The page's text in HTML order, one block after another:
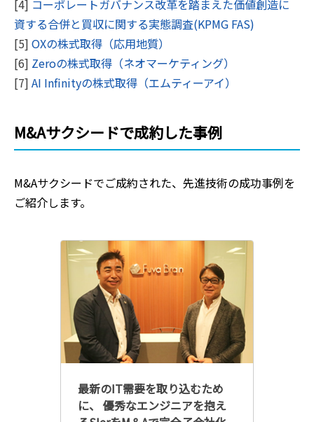
[4] コーポレートガバナンス改革を踏まえた価値創造に
資する合併と買収に関する実態調査(KPMG FAS)
[5] OXの株式取得（応用地質）
[6] Zeroの株式取得（ネオマーケティング）
[7] AI Infinityの株式取得（エムティーアイ）
M&Aサクシードで成約した事例
M&Aサクシードでご成約された、 先進技術の成功事例を
ご紹介します。
最新のIT需要を取り込むため
に、 優秀なエンジニアを抱え